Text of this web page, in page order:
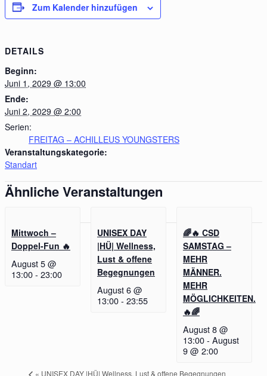
Zum Kalender hinzufügen
DETAILS
Beginn:
Juni 1, 2029 @ 13:00
Ende:
Juni 2, 2029 @ 2:00
Serien:
FREITAG – ACHILLEUS YOUNGSTERS
Veranstaltungskategorie:
Standart
Ähnliche Veranstaltungen
Mittwoch –
Doppel-Fun 🔥
August 5 @
13:00- 23:00
UNISEX DAY
|HÜ| Wellness,
Lust & offene
Begegnungen
August 6 @
13:00- 23:55
🌈🔥 CSD
SAMSTAG –
MEHR
MÄNNER.
MEHR
MÖGLICHKEITEN.
🔥🌈
August 8 @
13:00- August
9 @ 2:00
« UNISEX DAY |HÜ| Wellness, Lust & offene Begegnungen